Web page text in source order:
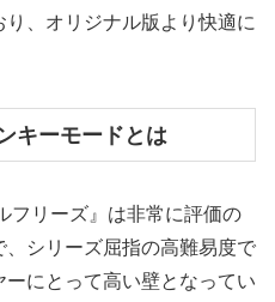
、オリジナル版より快適に
キーモードとは
フリーズ』は非常に評価の
シリーズ屈指の高難易度で
にとって高い壁となってい